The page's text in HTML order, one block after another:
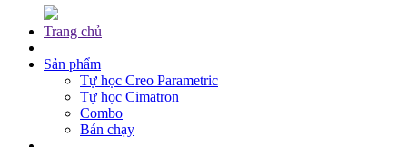
Trang chủ
Sản phẩm
Tự học Creo Parametric
Tự học Cimatron
Combo
Bán chạy